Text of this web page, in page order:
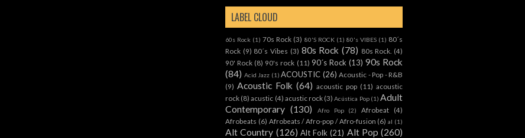
LABEL CLOUD
60s Rock (1) 70s Rock (3) 80'S ROCK (1) 80's VIBES (1) 80´s
Rock (9) 80´s Vibes (3) 80s Rock (78) 80s Rock. (4)
90' Rock (8) 90's rock (11) 90´s Rock (13) 90s Rock
(84) Acid Jazz (1) ACOUSTIC (26) Acoustic - Pop - R&B
(9) Acoustic Folk (64) acoustic pop (11) acoustic
rock (8) acustic (4) acustic rock (3) Acústica Pop (1) Adult
Contemporary (130) Afro Pop (2) Afrobeat
(4)
Afrobeats (6) Afrobeats / Afro-pop / Afro-fusion (6) al (1)
Alt Country (126) Alt Folk (21) Alt Pop (260)